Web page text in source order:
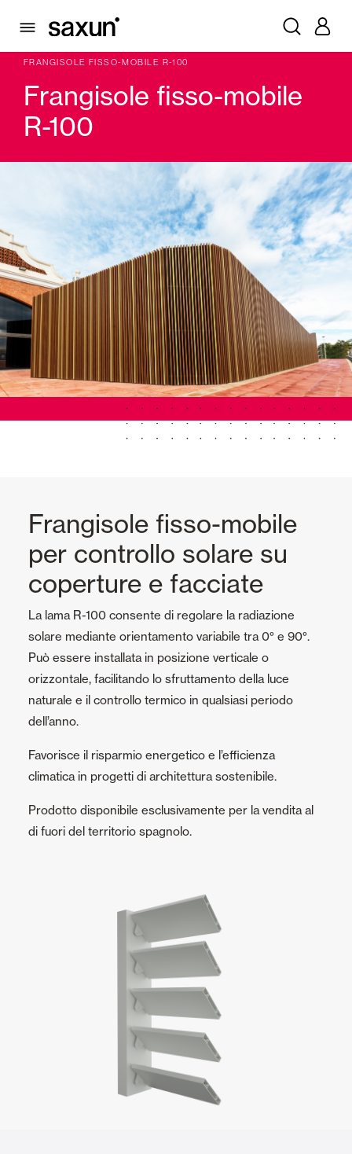
PRODOTTI
FRANGISOLE E PERSIANE MAIORCHINE
FRANGISOLE FISSO-MOBILE R-100
Frangisole fisso-mobile
R-100
Frangisole fisso-mobile
per controllo solare su
coperture e facciate
La lama R-100 consente di regolare la radiazione
solare mediante orientamento variabile tra 0° e 90°.
Può essere installata in posizione verticale o
orizzontale, facilitando lo sfruttamento della luce
naturale e il controllo termico in qualsiasi periodo
dell’anno.
Favorisce il risparmio energetico e l’efficienza
climatica in progetti di architettura sostenibile.
Prodotto disponibile esclusivamente per la vendita al
di fuori del territorio spagnolo.